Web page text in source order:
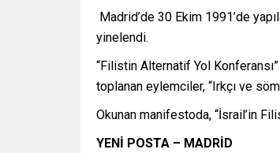
Madrid’de 30 Ekim 1991’de
yinelendi.
“Filistin Alternatif Yol
toplanan eylemciler, “Irkçı ve
Okunan manifestoda, “İsrail’in
YENİ POSTA – MADRİD